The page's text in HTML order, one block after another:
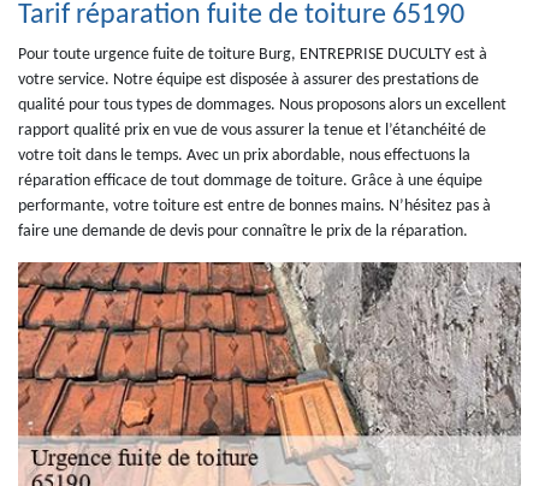
Tarif réparation fuite de toiture 65190
Pour toute urgence fuite de toiture Burg, ENTREPRISE DUCULTY est à
votre service. Notre équipe est disposée à assurer des prestations de
qualité pour tous types de dommages. Nous proposons alors un excellent
rapport qualité prix en vue de vous assurer la tenue et l’étanchéité de
votre toit dans le temps. Avec un prix abordable, nous effectuons la
réparation efficace de tout dommage de toiture. Grâce à une équipe
performante, votre toiture est entre de bonnes mains. N’hésitez pas à
faire une demande de devis pour connaître le prix de la réparation.